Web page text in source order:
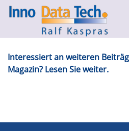
Interessiert an weiteren
Magazin? Lesen Sie weiter.